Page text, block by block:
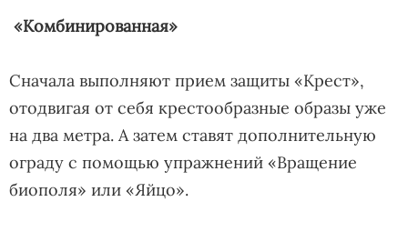
«Комбинированная»
Сначала выполняют прием защиты «Крест»,
отодвигая от себя крестообразные образы уже
на два метра. А затем ставят дополнительную
ограду с помощью упражнений «Вращение
биополя» или «Яйцо».